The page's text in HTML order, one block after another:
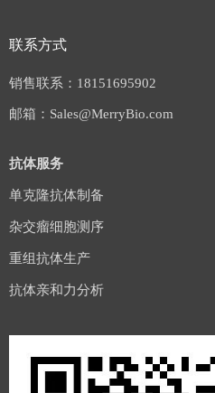
联系方式
销售联系：18151695902
邮箱：Sales@MerryBio.com
抗体服务
单克隆抗体制备
杂交瘤细胞测序
重组抗体生产
抗体亲和力分析